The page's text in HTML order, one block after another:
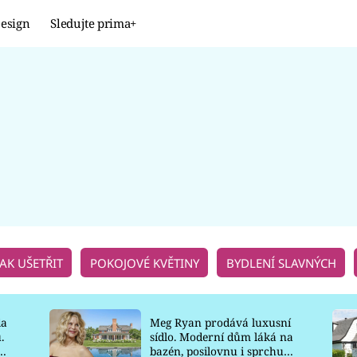
Sledujte prima+
UŠETŘIT POKOJOVÉ KVĚTINY BYDLENÍ SLAVNÝCH
Meg Ryan prodává luxusní
sídlo. Moderní dům láká na
bazén, posilovnu i sprchu